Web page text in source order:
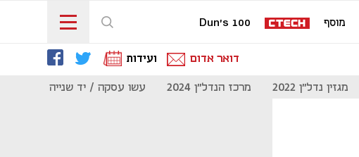
מוסף Dun's 100
דואר אדום ועידות
מגזין נדל"ן 2022 מרכז הנדל"ן 2024 עשו עסקה / יד שנייה